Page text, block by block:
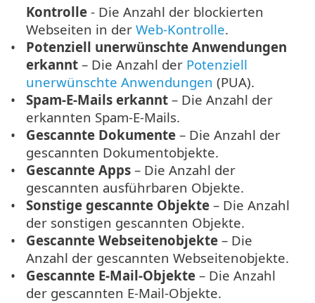
Kontrolle - Die Anzahl der blockierten
Webseiten in derWeb-Kontrolle.
Potenziell unerwünschte Anwendungen
erkannt – Die Anzahl der Potenziell
unerwünschte Anwendungen (PUA).
Spam-E-Mails erkannt – Die Anzahl der
erkannten Spam-E-Mails.
Gescannte Dokumente – Die Anzahl der
gescannten Dokumentobjekte.
Gescannte Apps – Die Anzahl der
gescannten ausführbaren Objekte.
Sonstige gescannte Objekte – Die Anzahl
der sonstigen gescannten Objekte.
Gescannte Webseitenobjekte – Die
Anzahl der gescannten Webseitenobjekte.
Gescannte E-Mail-Objekte – Die Anzahl
der gescannten E-Mail-Objekte.